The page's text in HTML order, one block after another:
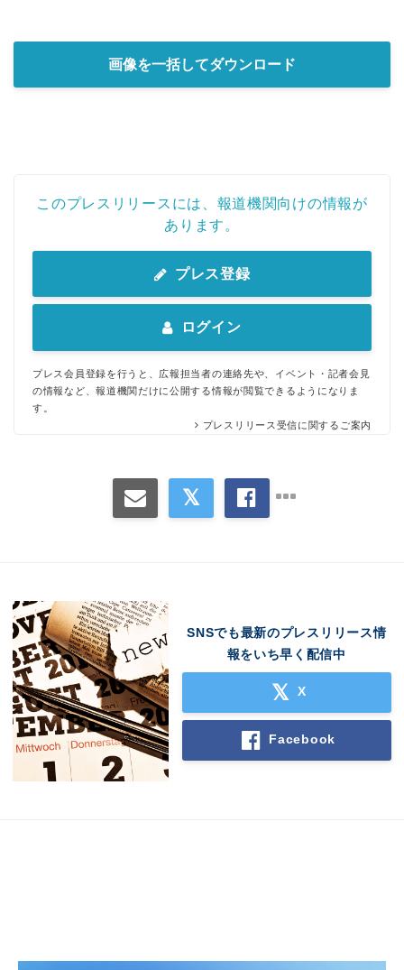
画像を一括してダウンロード
このプレスリリースには、報道機関向けの情報が
あります。
プレス登録
ログイン
プレス会員登録を行うと、広報担当者の連絡先や、イベント・記者会見
の情報など、報道機関だけに公開する情報が閲覧できるようになりま
す。
プレスリリース受信に関するご案内
SNSでも最新のプレスリリース情
報をいち早く配信中
X
Facebook